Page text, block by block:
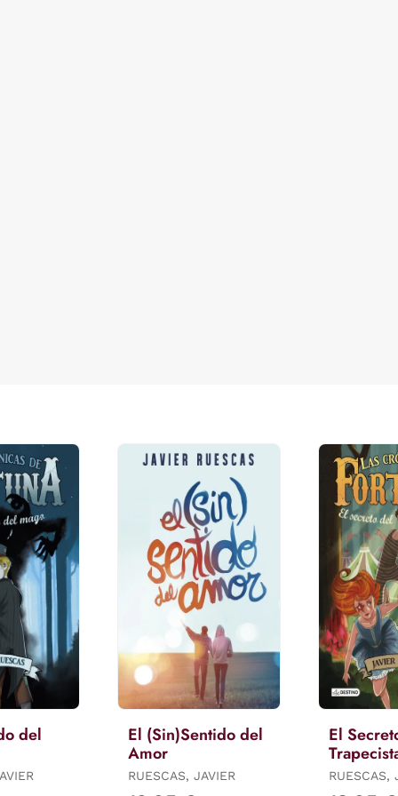
del
El (Sin)Sentido del
Amor
RUESCAS, JAVIER
El
RUESCAS,